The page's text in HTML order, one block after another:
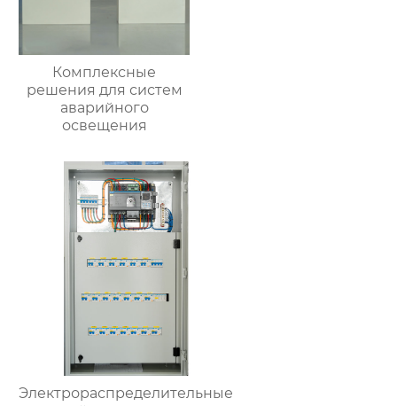
Комплексные
решения для систем
аварийного
освещения
Электрораспределительные